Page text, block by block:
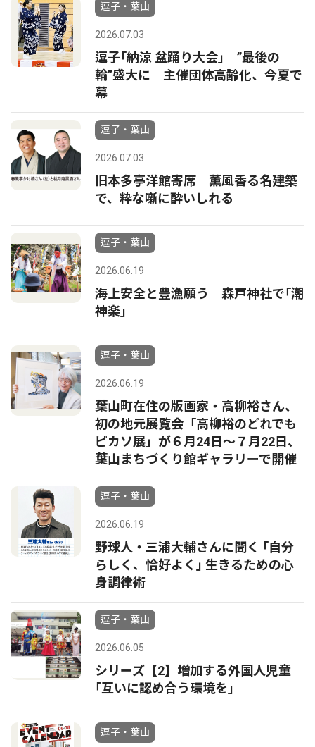
逗子・葉山
2026.07.03
逗子｢納涼 盆踊り大会｣ ”最後の
輪”盛大に 主催団体高齢化、今夏で
幕
逗子・葉山
2026.07.03
旧本多亭洋館寄席 薫風香る名建築
で、粋な噺に酔いしれる
逗子・葉山
2026.06.19
海上安全と豊漁願う 森戸神社で｢潮
神楽｣
逗子・葉山
2026.06.19
葉山町在住の版画家・高柳裕さん、
初の地元展覧会「高柳裕のどれでも
ピカソ展」が６月24日〜７月22日、
葉山まちづくり館ギャラリーで開催
逗子・葉山
2026.06.19
野球人・三浦大輔さんに聞く ｢自分
らしく、恰好よく｣ 生きるための心
身調律術
逗子・葉山
2026.06.05
シリーズ【2】増加する外国人児童
｢互いに認め合う環境を｣
逗子・葉山